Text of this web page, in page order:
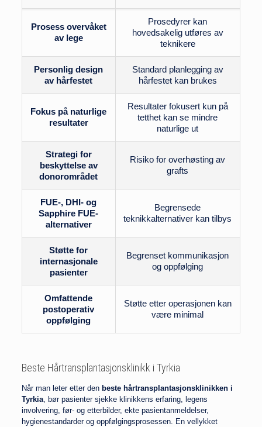
Prosess overvåket
av lege
Prosedyrer kan
hovedsakelig utføres av
teknikere
Personlig design
av hårfestet
Standard planlegging av
hårfestet kan brukes
Fokus på naturlige
resultater
Resultater fokusert kun på
tetthet kan se mindre
naturlige ut
Strategi for
beskyttelse av
donorområdet
Risiko for overhøsting av
grafts
FUE-, DHI- og
Sapphire FUE-
alternativer
Begrensede
teknikkalternativer kan tilbys
Støtte for
internasjonale
pasienter
Begrenset kommunikasjon
og oppfølging
Omfattende
postoperativ
oppfølging
Støtte etter operasjonen kan
være minimal
Beste Hårtransplantasjonsklinikk i Tyrkia
Når man leter etter den beste hårtransplantasjonsklinikken i
Tyrkia, bør pasienter sjekke klinikkens erfaring, legens
involvering, før- og etterbilder, ekte pasientanmeldelser,
hygienestandarder og oppfølgingsprosessen. En vellykket